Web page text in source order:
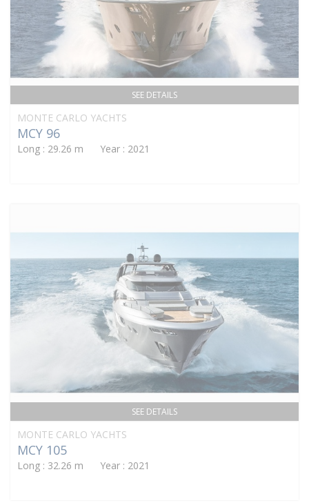
SEE DETAILS
MONTE CARLO YACHTS
MCY 96
Long : 29.26 m Year : 2021
SEE DETAILS
MONTE CARLO YACHTS
MCY 105
Long : 32.26 m Year : 2021